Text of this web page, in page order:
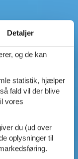
Detaljer
og de kan
statistik, hjælper
fald vil der blive
vores
du (ud over
oplysninger til